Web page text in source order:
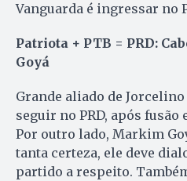
Vanguarda é ingressar no
Patriota + PTB = PRD:
Goyá
Grande aliado de Jorcelino
seguir no PRD, após fusão
Por outro lado, Markim
tanta certeza, ele deve
partido a respeito.